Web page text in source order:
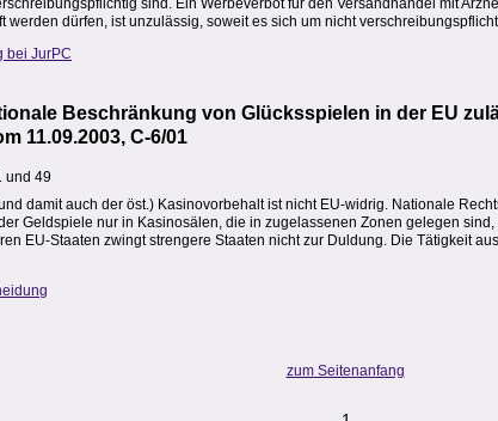
sind. Ein Werbeverbot für den Versandhandel mit
werden dürfen, ist unzulässig, soweit es sich um nicht
bei JurPC
Beschränkung von Glücksspielen in der EU
11.09.2003, C-6/01
und 49
damit auch der öst.) Kasinovorbehalt ist nicht EU-widrig. Nationale
Geldspiele nur in Kasinosälen, die in zugelassenen Zonen gelegen
EU-Staaten zwingt strengere Staaten nicht zur Duldung. Die Tätigkeit
zum Seitenanfang